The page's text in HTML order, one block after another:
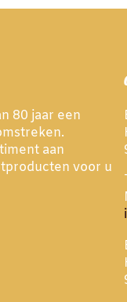
80 jaar een
aan
voor u